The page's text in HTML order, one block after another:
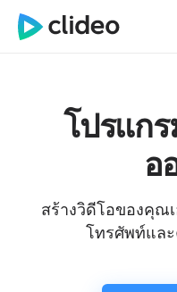
โปรแก
อ
สร้างวิดีโอของคุณ
โทรศัพท์แล